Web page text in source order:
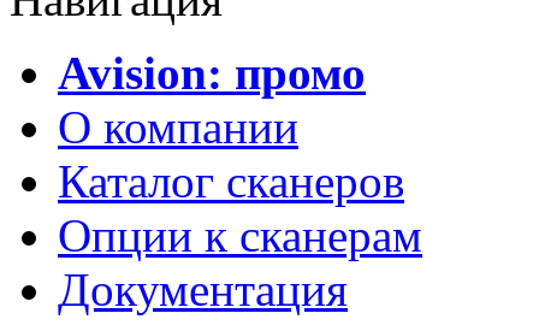
Avision: промо
О компании
Каталог сканеров
Опции к сканерам
Документация